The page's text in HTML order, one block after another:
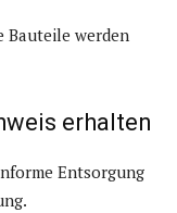
Bauteile werden
erhalten
Entsorgung